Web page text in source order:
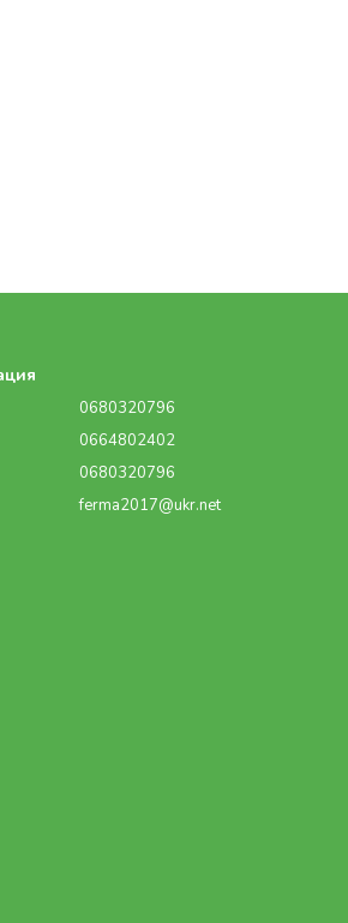
0680320796
0664802402
0680320796
ferma2017@ukr.net